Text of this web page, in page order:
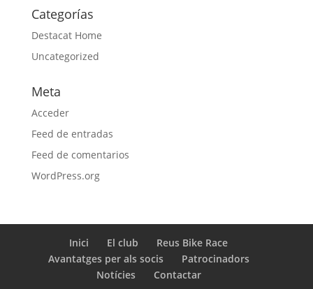
Categorías
Destacat Home
Uncategorized
Meta
Acceder
Feed de entradas
Feed de comentarios
WordPress.org
Inici El club
Reus Bike Race
Avantatges per als socis
Patrocinadors
Notícies
Contactar